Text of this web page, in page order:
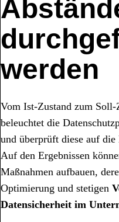
werden
Vom Ist-Zustand zum
beleuchtet die
und überprüft diese auf
Auf den Ergebnissen
Maßnahmen aufbauen,
Optimierung und stetigen
Datensicherheit im